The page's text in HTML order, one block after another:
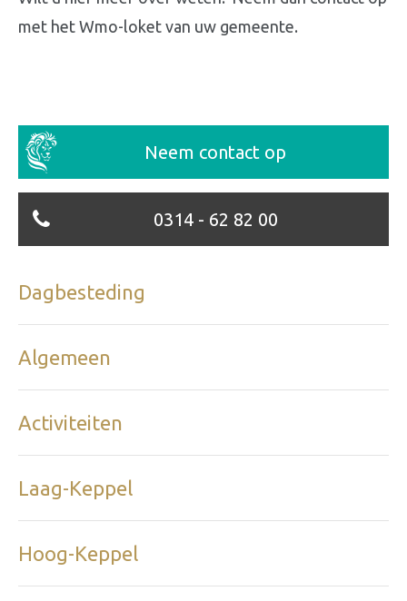
met het Wmo-loket van uw gemeente.
Neem contact op
0314 - 62 82 00
Dagbesteding
Algemeen
Activiteiten
Laag-Keppel
Hoog-Keppel